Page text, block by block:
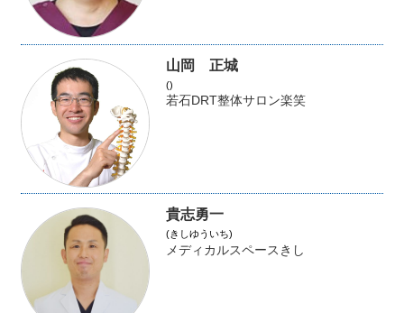
山岡 正城
()
若石DRT整体サロン楽笑
貴志勇一
(きしゆういち)
メディカルスペースきし